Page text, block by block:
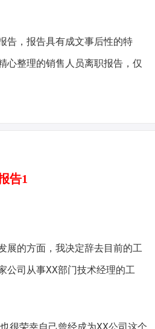
告，报告具有成文事后性的特
心整理的销售人员离职报告，仅
告1
展的方面，我决定辞去目前的工
公司从事XX部门技术经理的工